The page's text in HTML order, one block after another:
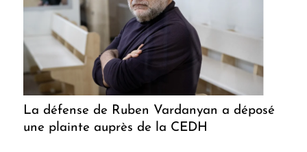
La défense de Ruben Vardanyan a déposé
une plainte auprès de la CEDH